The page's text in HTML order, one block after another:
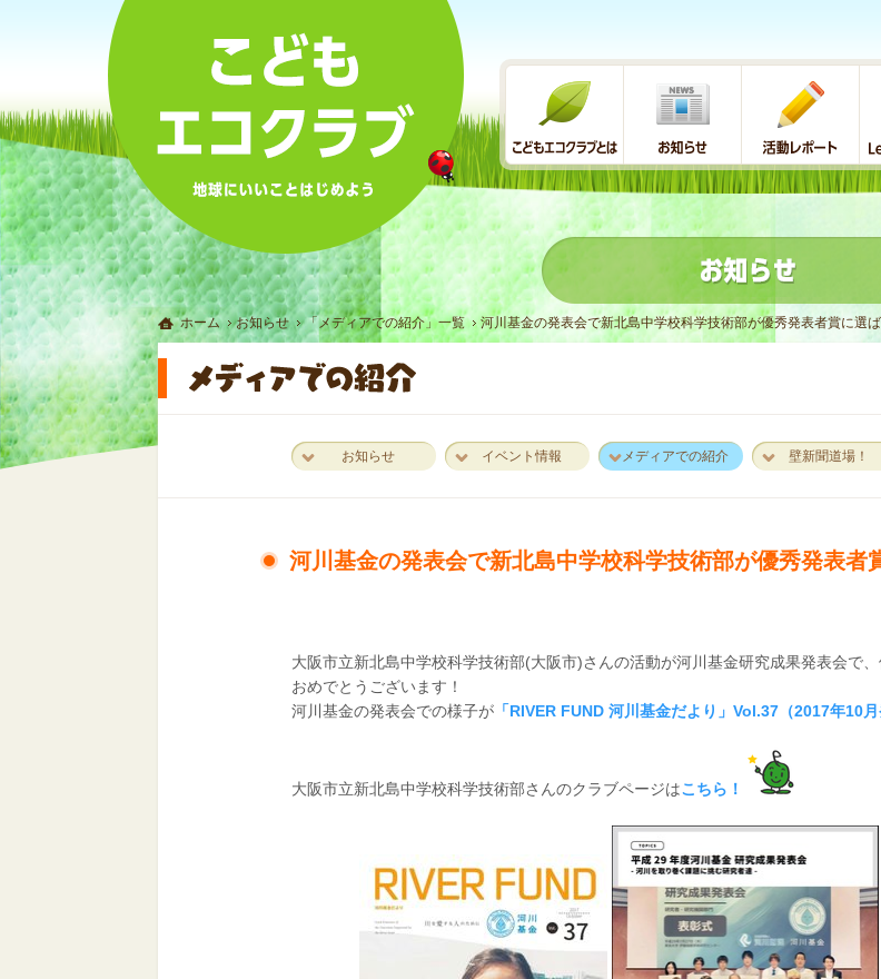
ホーム お知らせ 「メディアでの紹介」一覧 河川基金の発表会で新北島中学校科学技術部が優秀発表者賞に選ば
お知らせ イベント情報 メディアでの紹介 壁新聞道場！
河川基金の発表会で新北島中学校科学技術部が優秀発表者
大阪市立新北島中学校科学技術部(大阪市)さんの活動が河川基金研究成果発表会で
おめでとうございます！
河川基金の発表会での様子が 「RIVER FUND 河川基金だより」Vol.37（2017年10月
大阪市立新北島中学校科学技術部さんのクラブページはこちら！